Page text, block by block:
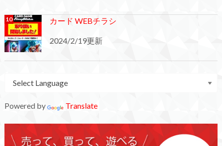
カード WEBチラシ
2024/2/19更新
Powered by Translate